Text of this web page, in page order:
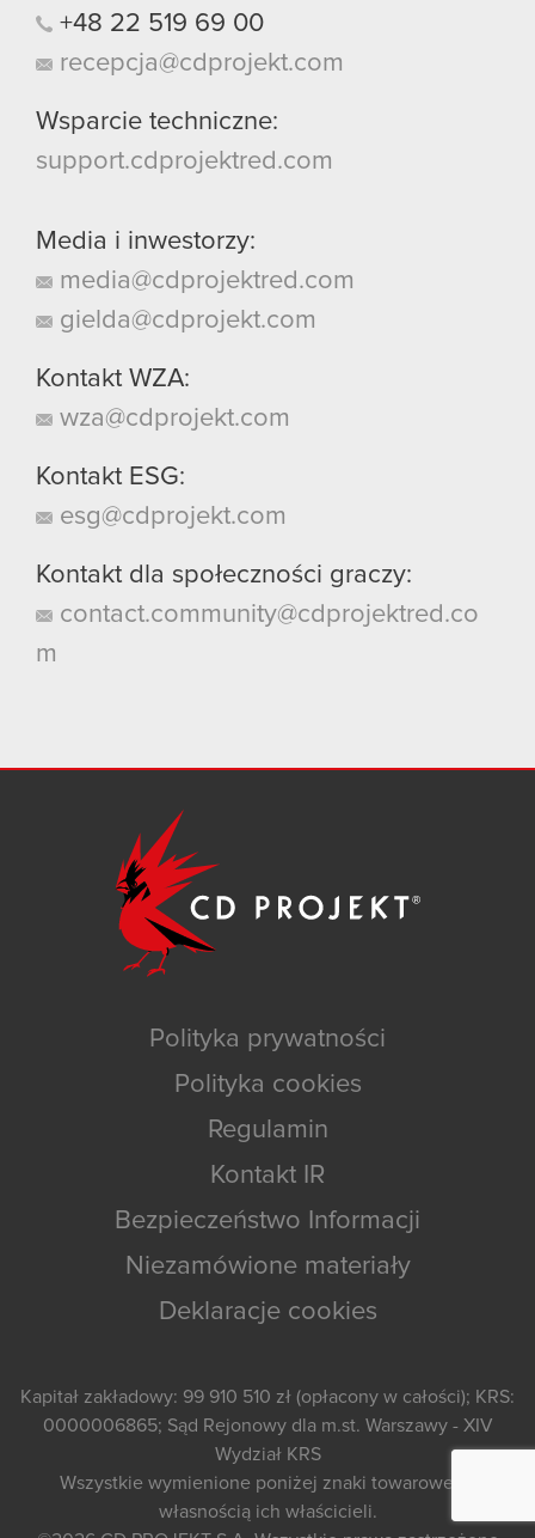
+48 22 519 69 00
recepcja@cdprojekt.com
Wsparcie techniczne:
support.cdprojektred.com
Media i inwestorzy:
media@cdprojektred.com
gielda@cdprojekt.com
Kontakt WZA:
wza@cdprojekt.com
Kontakt ESG:
esg@cdprojekt.com
Kontakt dla społeczności graczy:
contact.community@cdprojektred.co
m
Polityka prywatności
Polityka cookies
Regulamin
Kontakt IR
Bezpieczeństwo Informacji
Niezamówione materiały
Deklaracje cookies
Kapitał zakładowy: 99 910 510 zł (opłacony w całości); KRS:
0000006865; Sąd Rejonowy dla m.st. Warszawy - XIV
Wydział KRS
Wszystkie wymienione poniżej znaki towarowe są
własnością ich właścicieli.